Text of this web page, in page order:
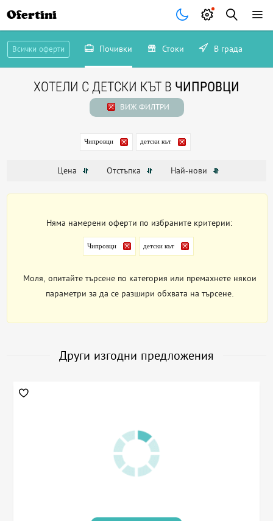
Ofertini
Всички оферти Почивки Стоки В града
ХОТЕЛИ С ДЕТСКИ КЪТ В ЧИПРОВЦИ
ВИЖ ФИЛТРИ
Чипровци детски кът
Цена Отстъпка Най-нови
Няма намерени оферти по избраните критерии:
Чипровци детски кът
Моля, опитайте търсене по категория или премахнете някои
параметри за да се разшири обхвата на търсене.
Други изгодни предложения